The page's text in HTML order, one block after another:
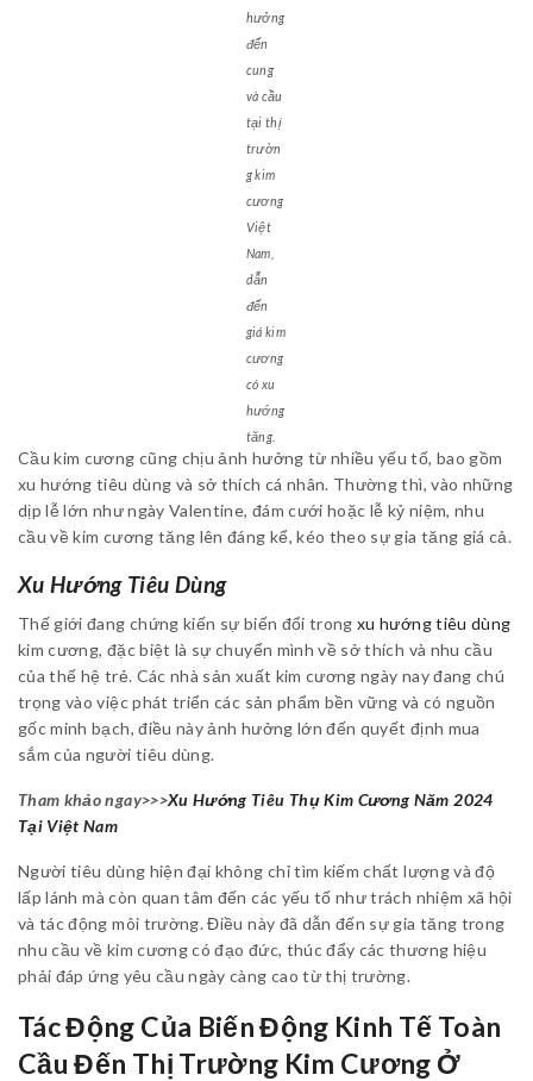
hưởng
đến
cung
và cầu
tại thị
trườn
g kim
cương
Việt
Nam,
dẫn
đến
giá kim
cương
có xu
hướng
tăng.
Cầu kim cương cũng chịu ảnh hưởng từ nhiều yếu tố, bao gồm
xu hướng tiêu dùng và sở thích cá nhân. Thường thì, vào những
dịp lễ lớn như ngày Valentine, đám cưới hoặc lễ kỷ niệm, nhu
cầu về kim cương tăng lên đáng kể, kéo theo sự gia tăng giá cả.
Xu Hướng Tiêu Dùng
Thế giới đang chứng kiến sự biến đổi trongxu hướng tiêu dùng
kim cương, đặc biệt là sự chuyển mình về sở thích và nhu cầu
của thế hệ trẻ. Các nhà sản xuất kim cương ngày nay đang chú
trọng vào việc phát triển các sản phẩm bền vững và có nguồn
gốc minh bạch, điều này ảnh hưởng lớn đến quyết định mua
sắm của người tiêu dùng.
Tham khảo ngay>>>Xu Hướng Tiêu Thụ Kim Cương Năm 2024
Tại Việt Nam
Người tiêu dùng hiện đại không chỉ tìm kiếm chất lượng và độ
lấp lánh mà còn quan tâm đến các yếu tố như trách nhiệm xã hội
và tác động môi trường. Điều này đã dẫn đến sự gia tăng trong
nhu cầu về kim cương có đạo đức, thúc đẩy các thương hiệu
phải đáp ứng yêu cầu ngày càng cao từ thị trường.
Tác Động Của Biến Động Kinh Tế Toàn
Cầu Đến Thị Trường Kim Cương Ở